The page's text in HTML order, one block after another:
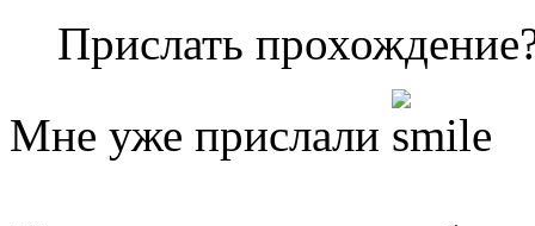
Прислать
Мне уже прислали